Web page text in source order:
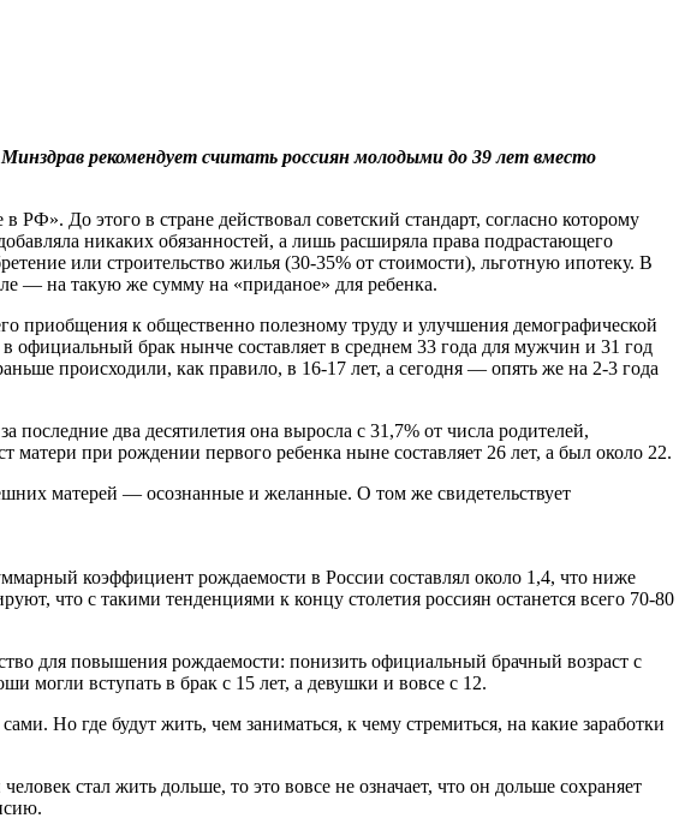
рекомендует считать россиян молодыми до 39 лет вместо
До этого в стране действовал советский стандарт, согласно которому
никаких обязанностей, а лишь расширяла права подрастающего
или строительство жилья (30-35% от стоимости), льготную ипотеку. В
— на такую же сумму на «приданое» для ребенка.
приобщения к общественно полезному труду и улучшения демографической
официальный брак нынче составляет в среднем 33 года для мужчин и 31 год
происходили, как правило, в 16-17 лет, а сегодня — опять же на 2-3 года
два десятилетия она выросла с 31,7% от числа родителей,
при рождении первого ребенка ныне составляет 26 лет, а был около 22.
матерей — осознанные и желанные. О том же свидетельствует
коэффициент рождаемости в России составлял около 1,4, что ниже
что с такими тенденциями к концу столетия россиян останется всего 70-80
для повышения рождаемости: понизить официальный брачный возраст с
могли вступать в брак с 15 лет, а девушки и вовсе с 12.
Но где будут жить, чем заниматься, к чему стремиться, на какие заработки
стал жить дольше, то это вовсе не означает, что он дольше сохраняет